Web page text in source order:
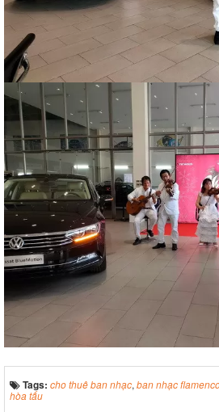
Tags: cho thuê ban nhạc, ban nhạc
hòa tấu